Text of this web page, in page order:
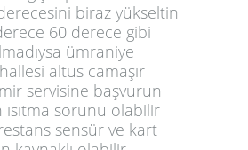
biraz yükseltin
60 derece gibi
ümraniye
altus camaşır
servisine başvurun
ısıtma sorunu olabilir
sensür ve kart